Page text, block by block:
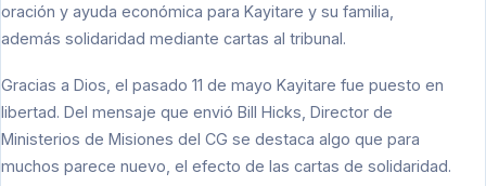
oración y ayuda económica para Kayitare y su familia,
además solidaridad mediante cartas al tribunal.
Gracias a Dios, el pasado 11 de mayo Kayitare fue puesto en
libertad. Del mensaje que envió Bill Hicks, Director de
Ministerios de Misiones del CG se destaca algo que para
muchos parece nuevo, el efecto de las cartas de solidaridad.